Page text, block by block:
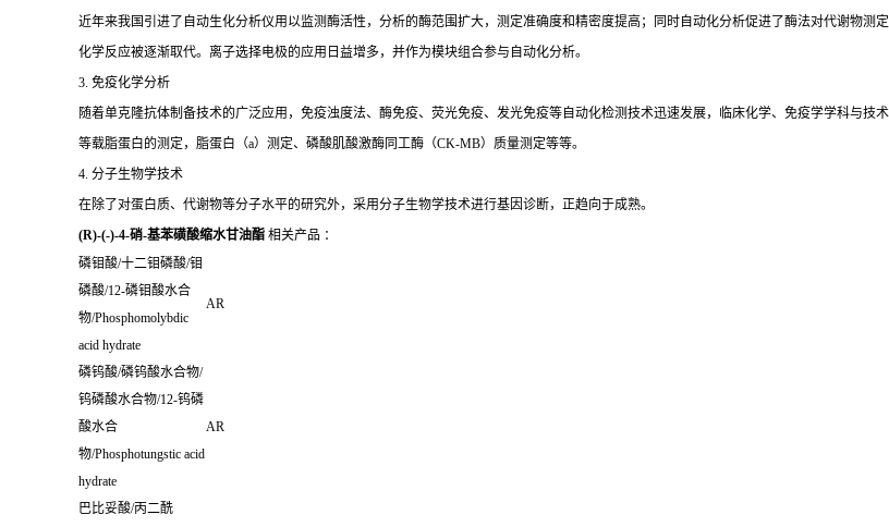
近年来我国引进了自动生化分析仪用以监测酶活性，分析的酶范围扩大，测定准确度和精密度提高；同时自动化分析促进了酶法对代谢物
化学反应被逐渐取代。离子选择电极的应用日益增多，并作为模块组合参与自动化分析。
3. 免疫化学分析
随着单克隆抗体制备技术的广泛应用，免疫浊度法、酶免疫、荧光免疫、发光免疫等自动化检测技术迅速发展，临床化学、免疫学学科与技
等载脂蛋白的测定，脂蛋白（a）测定、磷酸肌酸激酶同工酶（CK-MB）质量测定等等。
4. 分子生物学技术
在除了对蛋白质、代谢物等分子水平的研究外，采用分子生物学技术进行基因诊断，正趋向于成熟。
(R)-(-)-4-硝-基苯磺酸缩水甘油酯 相关产品 ：
磷钼酸/十二钼磷酸/钼
磷酸/12-磷钼酸水合
物/Phosphomolybdic
acid hydrate
AR
磷钨酸/磷钨酸水合物/
钨磷酸水合物/12-钨磷
酸水合
物/Phosphotungstic acid
hydrate
AR
巴比妥酸/丙二酰